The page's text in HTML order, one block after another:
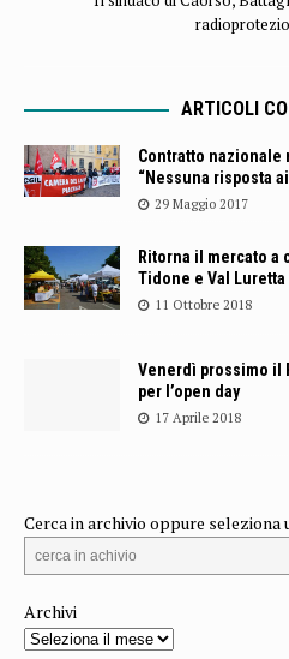
ARTICOLI
Contratto
“Nessuna risposta
29 Maggio 2017
Ritorna il mercato a
Tidone e Val Luretta
11 Ottobre 2018
Venerdì prossimo il
per l’open day
17 Aprile 2018
Cerca in archivio oppure seleziona
Archivi